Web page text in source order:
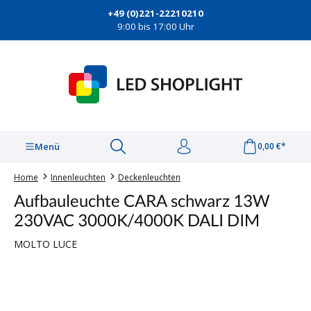
+49 (0)221-22210210
9:00 bis 17:00 Uhr
Menü 0,00 €*
Home Innenleuchten Deckenleuchten
Aufbauleuchte CARA schwarz 13W
230VAC 3000K/4000K DALI DIM
MOLTO LUCE